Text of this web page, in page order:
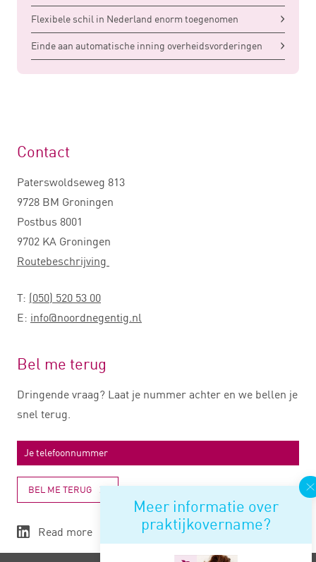
Flexibele schil in Nederland enorm toegenomen
Einde aan automatische inning overheidsvorderingen
Meer informatie over
praktijkovername?
Contact
Paterswoldseweg 813
9728 BM Groningen
Postbus 8001
9702 KA Groningen
Routebeschrijving
T: (050) 520 53 00
E: info@noordnegentig.nl
Bel me terug
Dringende vraag? Laat je nummer achter en we bellen je
snel terug.
BEL ME TERUG
Read more